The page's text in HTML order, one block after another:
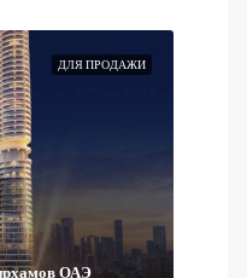
ДЛЯ ПРОДАЖИ
ОАЭ